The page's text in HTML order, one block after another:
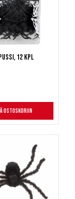
12 kpl
ostoskoriin